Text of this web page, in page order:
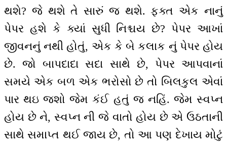
થશે? જે થશે તે સારું જ થશે. ફક્ત એક નાનું
પેપર હશે કે ક્યાં સુધી નિશ્ચય છે? પેપર આખાં
જીવનનું નથી હોતું, એક કે બે કલાક નું પેપર હોય
છે. જો બાપદાદા સદા સાથે છે, પેપર આપવાનાં
સમયે એક બળ એક ભરોસો છે તો બિલકુલ એવાં
પાર થઇ જશો જેમ કંઈ હતું જ નહિં. જેમ સ્વપ્ન
હોય છે ને, સ્વપ્ન ની જે વાતો હોય છે એ ઉઠતાની
સાથે સમાપ્ત થઈ જાય છે, તો આ પણ દેખાય મોટું